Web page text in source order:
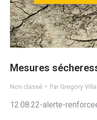
Mesures
Non classé Par Gregory
12.08.22-alerte-